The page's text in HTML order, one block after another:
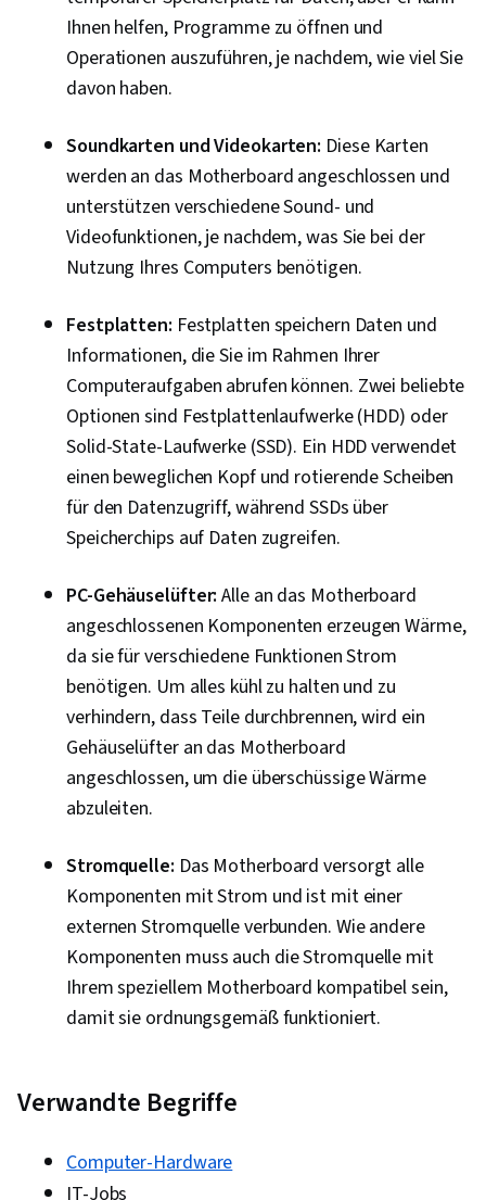
Konfigurationsprotokoll (DHCP), Routing-
Protokolle, OSI-Modelle, Netzarchitektur,
Vernetzungs-Hardware, Netzwerk-Router,
Unterstützung, Computer-Hardware, Hardware-
Fehlerbehebung, Informationstechnologie,
Computer-Systeme, Technisches Schreiben,
Endbenutzerschulung und -unterstützung,
Netzwerk-Unterstützung, Software-
Kundenbetreuung
Ihnen helfen, Programme zu öffnen und
Operationen auszuführen, je nachdem, wie viel Sie
davon haben.
Soundkarten und Videokarten: Diese Karten
werden an das Motherboard angeschlossen und
unterstützen verschiedene Sound- und
Videofunktionen, je nachdem, was Sie bei der
Nutzung Ihres Computers benötigen.
Festplatten: Festplatten speichern Daten und
Informationen, die Sie im Rahmen Ihrer
Computeraufgaben abrufen können. Zwei beliebte
Optionen sind Festplattenlaufwerke (HDD) oder
Solid-State-Laufwerke (SSD). Ein HDD verwendet
einen beweglichen Kopf und rotierende Scheiben
für den Datenzugriff, während SSDs über
Speicherchips auf Daten zugreifen.
PC-Gehäuselüfter:Alle an das Motherboard
angeschlossenen Komponenten erzeugen Wärme,
da sie für verschiedene Funktionen Strom
benötigen. Um alles kühl zu halten und zu
verhindern, dass Teile durchbrennen, wird ein
Gehäuselüfter an das Motherboard
angeschlossen, um die überschüssige Wärme
abzuleiten.
Stromquelle: Das Motherboard versorgt alle
Komponenten mit Strom und ist mit einer
externen Stromquelle verbunden. Wie andere
Komponenten muss auch die Stromquelle mit
Ihrem speziellem Motherboard kompatibel sein,
damit sie ordnungsgemäß funktioniert.
Verwandte Begriffe
Computer-Hardware
IT-Jobs